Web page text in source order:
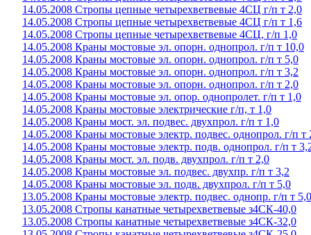
14.05.2008 Стропы цепные четырехветвевые 4СЦ г/п т 2,0
14.05.2008 Стропы цепные четырехветвевые 4СЦ г/п т 1,6
14.05.2008 Стропы цепные четырехветвевые 4СЦ, г/п 1,0
14.05.2008 Краны мостовые эл. опорн. однопрол. г/п т 10,0
14.05.2008 Краны мостовые эл. опорн. однопрол. г/п т 5,0
14.05.2008 Краны мостовые эл. опорн. однопрол. г/п т 3,2
14.05.2008 Краны мостовые эл. опорн. однопрол. г/п т 2,0
14.05.2008 Краны мостовые эл. опор. однопролет. г/п т 1,0
14.05.2008 Краны мостовые электрические г/п, т 1,0
14.05.2008 Краны мост. эл. подвес. двухпрол. г/п т 1,0
14.05.2008 Краны мостовые электр. подвес. однопрол. г/п т
14.05.2008 Краны мостовые электр. подв. однопрол. г/п т
14.05.2008 Краны мост. эл. подв. двухпрол. г/п т 2,0
14.05.2008 Краны мостовые эл. подвес. двухпр. г/п т 3,2
14.05.2008 Краны мостовые эл. подв. двухпрол. г/п т 5,0
13.05.2008 Краны мостовые электр. подвес. однопр. г/п т 5,0
13.05.2008 Стропы канатные четырехветвевые з4СК-40,0
13.05.2008 Стропы канатные четырехветвевые з4СК-32,0